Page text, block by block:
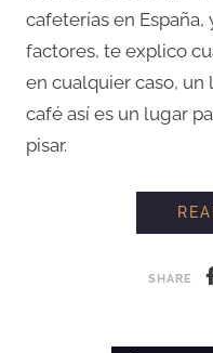
cafeterías en España,
factores, te explico
en cualquier caso,
café así es un lugar
pisar.
SHARE